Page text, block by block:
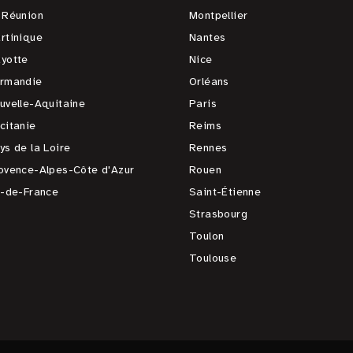
Aquitaine
de la Loire
Alpes-Côte d'Azur
de-France
Montpellier
Nantes
Nice
Orléans
Paris
Reims
Rennes
Rouen
Saint-Étienne
Strasbourg
Toulon
Toulouse